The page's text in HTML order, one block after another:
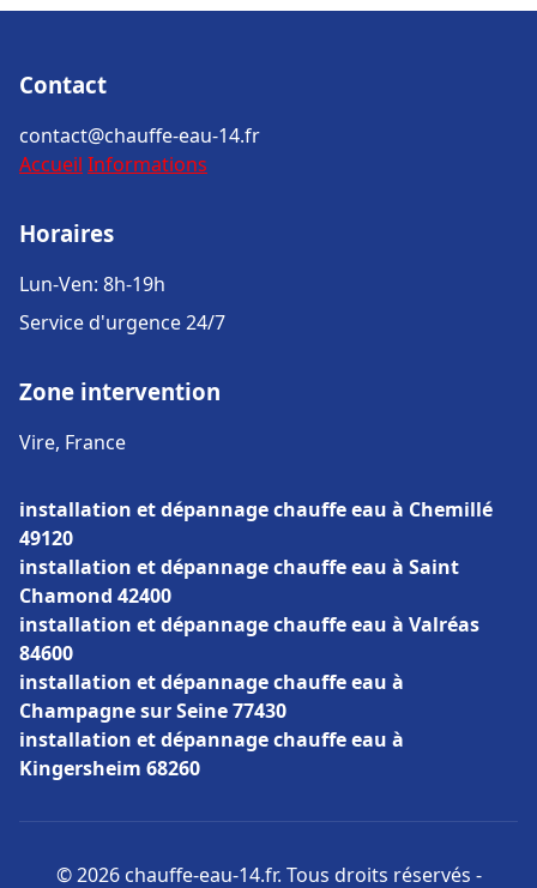
Contact
contact@chauffe-eau-14.fr
Accueil Informations
Horaires
Lun-Ven: 8h-19h
Service d'urgence 24/7
Zone intervention
Vire, France
installation et dépannage chauffe eau à Chemillé
49120
installation et dépannage chauffe eau à Saint
Chamond 42400
installation et dépannage chauffe eau à Valréas
84600
installation et dépannage chauffe eau à
Champagne sur Seine 77430
installation et dépannage chauffe eau à
Kingersheim 68260
© 2026 chauffe-eau-14.fr. Tous droits réservés -